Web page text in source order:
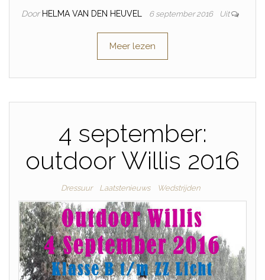
Door HELMA VAN DEN HEUVEL 6 september 2016 Uit
Meer lezen
4 september:
outdoor Willis 2016
Dressuur Laatstenieuws Wedstrijden